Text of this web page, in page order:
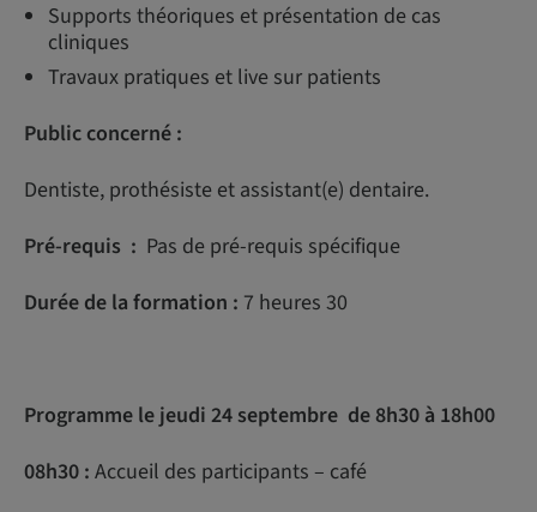
Supports théoriques et présentation de cas
cliniques
Travaux pratiques et live sur patients
Public concerné :
Dentiste, prothésiste et assistant(e) dentaire.
Pré-requis : Pas de pré-requis spécifique
Durée de la formation : 7 heures 30
Programme le jeudi 24 septembre de 8h30 à 18h00
08h30 : Accueil des participants – café